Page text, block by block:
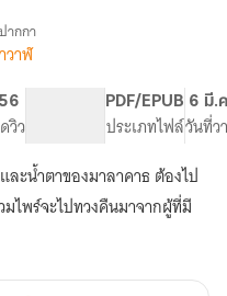
ตร
ม
ด
ากกา
วาฬ
วิว
PDF/EPUB
ประเภทไฟล์
6 มี.
วันที่ว
ะน้ำตาของมาลาคาธ ต้องไป
ไพร์จะไปทวงคืนมาจากผู้ที่มี